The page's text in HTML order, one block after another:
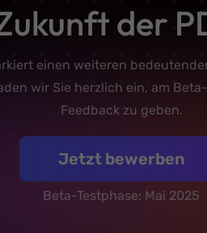
der
einen weiteren
wir Sie herzlich ein, am
Feedback zu geben.
Jetzt bewerben
Beta-Testphase: Mai 2025